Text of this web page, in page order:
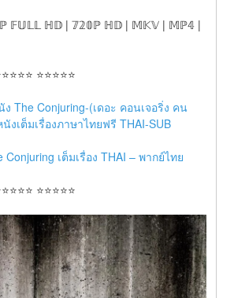
𝔽𝕌𝕃𝕃 ℍ𝔻 | 𝟟𝟚𝟘ℙ ℍ𝔻 | 𝕄𝕂𝕍 | 𝕄ℙ𝟜 |
⭐⭐⭐⭐⭐
ง The Conjuring-(เดอะ คอนเจอริ่ง คน
งเต็มเรื่องภาษาไทยฟรี THAI-SUB
Conjuring เต็มเรื่อง THAI – พากย์ไทย
⭐⭐⭐⭐⭐